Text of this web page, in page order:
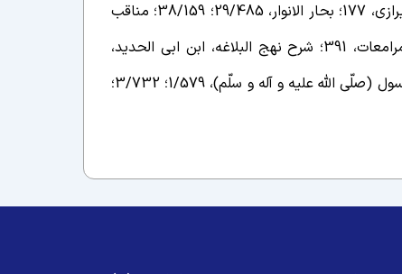
ـ نهج البلاغه، شرح عبده، 1/81؛ 2/64؛ المسترشد، 372؛ الاربعین، شیرازی، 177؛ بحار الانوار، 29/485؛ 38/159؛ مناقب
اهل البیت (علیهم السّلام)، 456؛ مستدرک سفینة البحار، 7/548؛ المرامعات، 391؛ شرح نهج البلاغه، ابن ابی الحدید،
9/241؛ موسوعة احادیث اهل البیت (علیهم السّلام)، 7/86؛ مکاتیب الرسول (صلّی الله علیه و آله و سلّم)، 1/579؛ 3/732؛